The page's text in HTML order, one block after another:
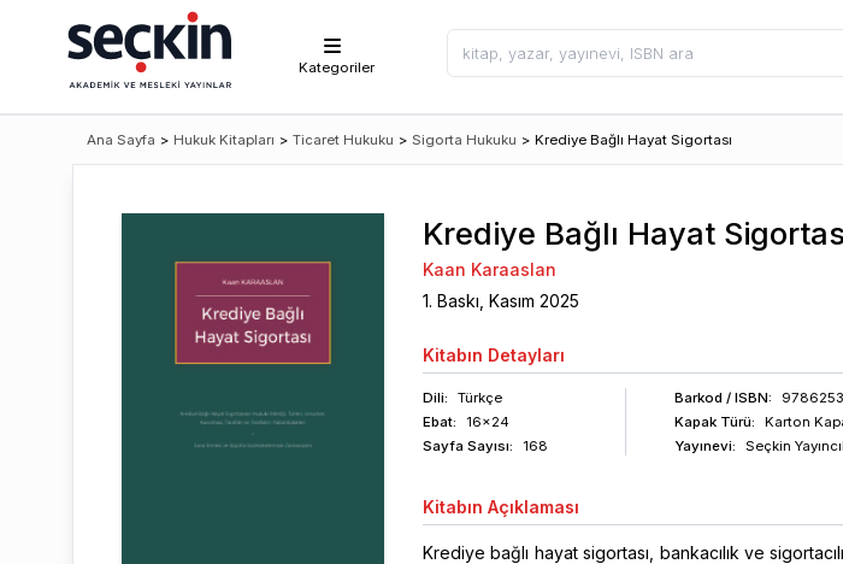
Kategoriler
Ana Sayfa > Hukuk Kitapları > Ticaret Hukuku > Sigorta Hukuku > Krediye Bağlı Hayat Sigortası
Krediye Bağlı Hayat
Kaan Karaaslan
1. Baskı, Kasım 2025
Kitabın Detayları
Dili:
Türkçe
Ebat:
16x24
Sayfa Sayısı: 168
Barkod / ISBN:
Kapak Türü:
Karton
Yayınevi:
Seçkin
Kitabın Açıklaması
Krediye bağlı hayat sigortası, bankacılık ve